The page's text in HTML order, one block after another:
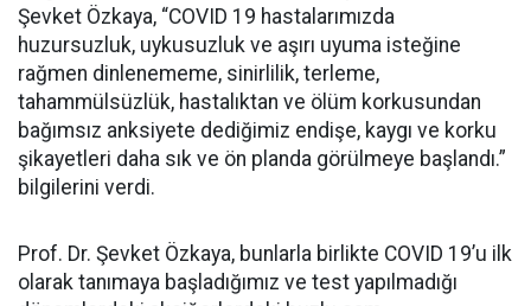
Şevket Özkaya, “COVID 19 hastalarımızda
huzursuzluk, uykusuzluk ve aşırı uyuma isteğine
rağmen dinlenememe, sinirlilik, terleme,
tahammülsüzlük, hastalıktan ve ölüm korkusundan
bağımsız anksiyete dediğimiz endişe, kaygı ve korku
şikayetleri daha sık ve ön planda görülmeye başlandı.”
bilgilerini verdi.
Prof. Dr. Şevket Özkaya, bunlarla birlikte COVID 19’u ilk
olarak tanımaya başladığımız ve test yapılmadığı